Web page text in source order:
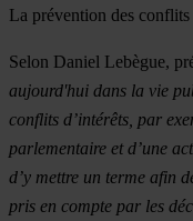
La prévention des
Selon Daniel Lebègue,
aujourd'hui dans la vie
conflits d’intérêts, par
parlementaire et d’une
d’y mettre un terme afin
pris en compte par les